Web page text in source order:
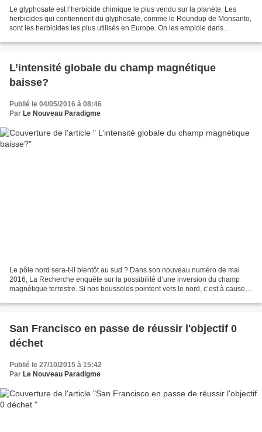
Le glyphosate est l’herbicide chimique le plus vendu sur la planète. Les
herbicides qui contiennent du glyphosate, comme le Roundup de Monsanto,
sont les herbicides les plus utilisés en Europe. On les emploie dans
L’intensité globale du champ magnétique
baisse?
Publié le 04/05/2016 à 08:46
Par Le Nouveau Paradigme
Le pôle nord sera-t-il bientôt au sud ? Dans son nouveau numéro de mai
2016, La Recherche enquête sur la possibilité d’une inversion du champ
magnétique terrestre. Si nos boussoles pointent vers le nord, c’est à cause
San Francisco en passe de réussir l'objectif 0
déchet
Publié le 27/10/2015 à 15:42
Par Le Nouveau Paradigme